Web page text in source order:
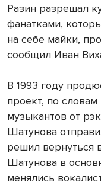
Разин разрешал
фанатками,
на себе майки,
сообщил Иван
В 1993 году
проект, по
музыкантов от
Шатунова
решил
Шатунова в
менялись